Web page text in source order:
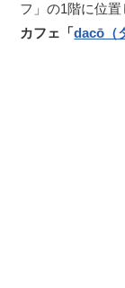
フ」の1階に位
カフェ「dacō（